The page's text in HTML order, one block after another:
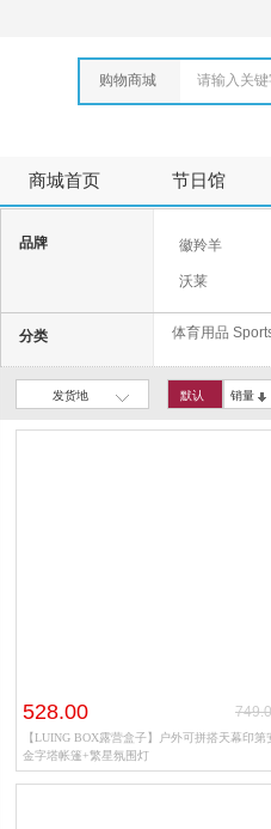
购物商城 请输入关
商城首页 节日馆
品牌 徽羚羊
沃莱
何大屋
大迈
分类 体育用品
发货地 默认 销量
528.00
【LUING BOX露营盒子】户外可拼搭天幕印第
金字塔帐篷+繁星氛围灯